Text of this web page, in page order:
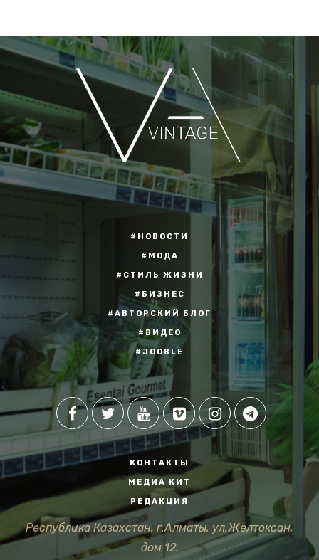
#НОВОСТИ
#МОДА
#СТИЛЬ ЖИЗНИ
#БИЗНЕС
#АВТОРСКИЙ БЛОГ
#ВИДЕО
#JOOBLE
КОНТАКТЫ
МЕДИА КИТ
РЕДАКЦИЯ
Республика Казахстан, г.Алматы, ул.Желтоксан,
дом 12.